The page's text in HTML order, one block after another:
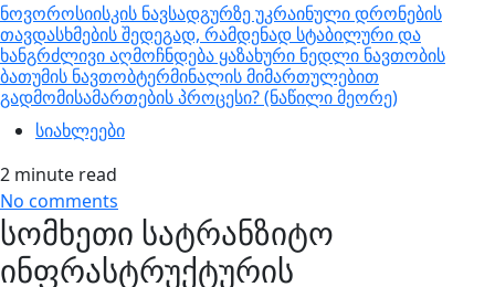
ნოვოროსიისკის ნავსადგურზე უკრაინული დრონების
თავდასხმების შედეგად, რამდენად სტაბილური და
ხანგრძლივი აღმოჩნდება ყაზახური ნედლი ნავთობის
ბათუმის ნავთობტერმინალის მიმართულებით
გადმომისამართების პროცესი? (ნაწილი მეორე)
სიახლეები
2 minute read
No comments
სომხეთი სატრანზიტო
ინფრასტრუქტურის